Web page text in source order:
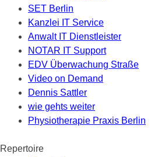
SET Berlin
Kanzlei IT Service
Anwalt IT Dienstleister
NOTAR IT Support
EDV Überwachung Straße
Video on Demand
Dennis Sattler
wie gehts weiter
Physiotherapie Praxis Berlin
Repertoire